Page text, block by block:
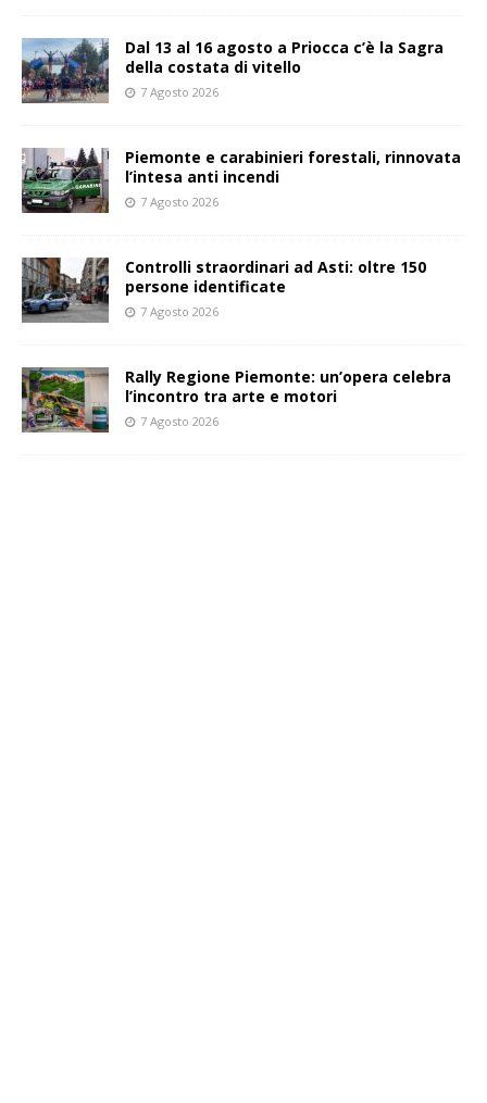
Dal 13 al 16 agosto a Priocca c’è la Sagra
della costata di vitello
7 Agosto 2026
Piemonte e carabinieri forestali, rinnovata
l’intesa anti incendi
7 Agosto 2026
Controlli straordinari ad Asti: oltre 150
persone identificate
7 Agosto 2026
Rally Regione Piemonte: un’opera celebra
l’incontro tra arte e motori
7 Agosto 2026